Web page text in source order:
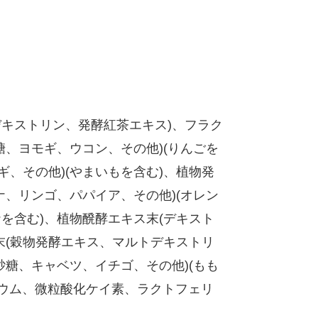
ストリン、発酵紅茶エキス)、フラク
ヨモギ、ウコン、その他)(りんごを
、その他)(やまいもを含む)、植物発
リンゴ、パパイア、その他)(オレン
含む)、植物醗酵エキス末(デキスト
穀物発酵エキス、マルトデキストリ
、キャベツ、イチゴ、その他)(もも
ム、微粒酸化ケイ素、ラクトフェリ